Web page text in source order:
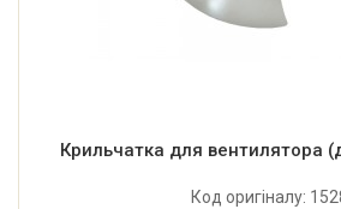
Крильчатка для вентилятора
Код оригіналу: